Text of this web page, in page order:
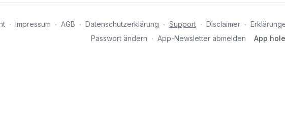
∙ Impressum ∙ AGB ∙ Datenschutzerklärung ∙ Support ∙ Disclaimer ∙
Passwort ändern ∙ App-Newsletter abmelden App